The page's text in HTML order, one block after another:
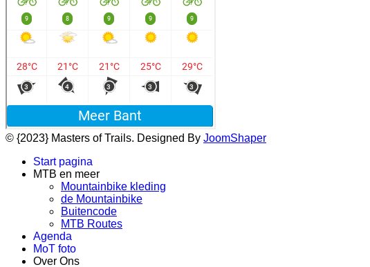
© {2023} Masters of Trails. Designed By JoomShaper
Start pagina
MTB en meer
Mountainbike kleding
de Mountainbike
Buitencode
MTB Routes
Agenda
MoT foto
Over Ons